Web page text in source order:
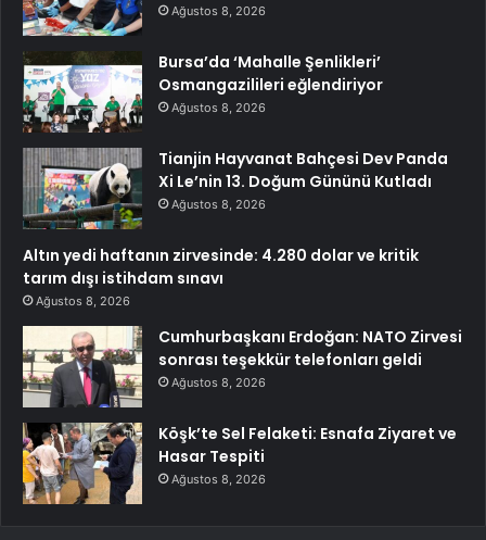
Ağustos 8, 2026
Bursa’da ‘Mahalle Şenlikleri’
Osmangazilileri eğlendiriyor
Ağustos 8, 2026
Tianjin Hayvanat Bahçesi Dev Panda
Xi Le’nin 13. Doğum Gününü Kutladı
Ağustos 8, 2026
Altın yedi haftanın zirvesinde: 4.280 dolar ve kritik
tarım dışı istihdam sınavı
Ağustos 8, 2026
Cumhurbaşkanı Erdoğan: NATO Zirvesi
sonrası teşekkür telefonları geldi
Ağustos 8, 2026
Köşk’te Sel Felaketi: Esnafa Ziyaret ve
Hasar Tespiti
Ağustos 8, 2026